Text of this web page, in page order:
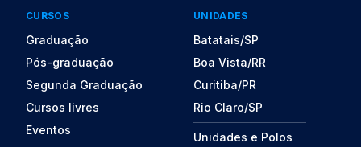
CURSOS
Graduação
Pós-graduação
Segunda Graduação
Cursos livres
Eventos
UNIDADES
Batatais/SP
Boa Vista/RR
Curitiba/PR
Rio Claro/SP
Unidades e Polos